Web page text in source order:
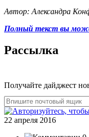
Автор: Александра
Полный текст вы
Рассылка
Получайте дайджест
22 апреля 2016